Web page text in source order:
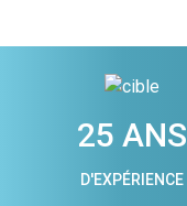
25 ANS
D'EXPÉRIENCE